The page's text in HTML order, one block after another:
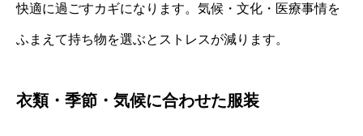
快適に過ごすカギになります。気候・文化・医療事情を
ふまえて持ち物を選ぶとストレスが減ります。
衣類・季節・気候に合わせた服装